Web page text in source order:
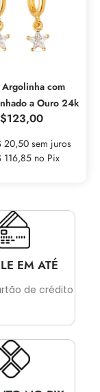
com
a Ouro 24k
123,00
20,50 sem juros
116,85 no Pix
EM ATÉ
de crédito